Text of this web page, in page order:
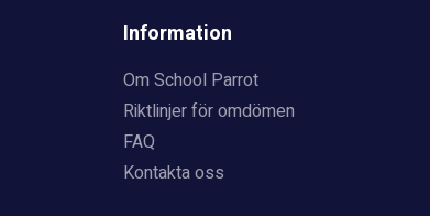
Information
Om School Parrot
Riktlinjer för omdömen
FAQ
Kontakta oss